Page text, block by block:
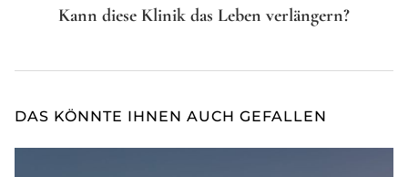
Kann diese Klinik das Leben verlängern?
DAS KÖNNTE IHNEN AUCH GEFALLEN